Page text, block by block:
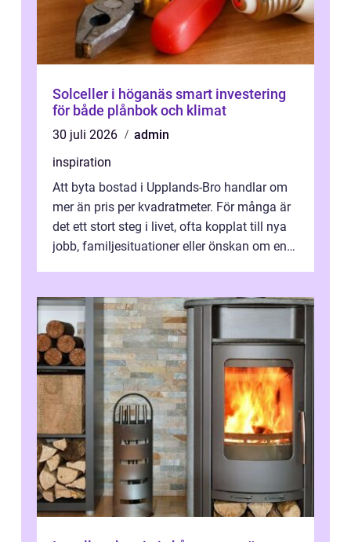
Solceller i höganäs smart investering
för både plånbok och klimat
30 juli 2026
admin
inspiration
Att byta bostad i Upplands-Bro handlar om
mer än pris per kvadratmeter. För många är
det ett stort steg i livet, ofta kopplat till nya
jobb, familjesituationer eller önskan om en